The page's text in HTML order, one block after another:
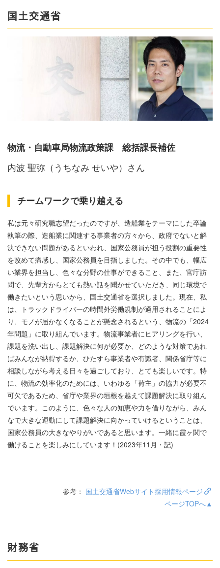
国土交通省
物流・自動車局物流政策課 総括課長補佐
内波 聖弥（うちなみ せいや）さん
チームワークで乗り越える
私は元々研究職志望だったのですが、造船業をテーマにした卒論
執筆の際、造船業に関連する事業者の方々から、政府でないと解
決できない問題があるといわれ、国家公務員が担う役割の重要性
を改めて痛感し、国家公務員を目指しました。その中でも、幅広
い業界を担当し、色々な分野の仕事ができること、また、官庁訪
問で、先輩方からとても熱い話を聞かせていただき、同じ環境で
働きたいという思いから、国土交通省を選択しました。現在、私
は、トラックドライバーの時間外労働規制が適用されることによ
り、モノが届かなくなることが懸念されるという、物流の「2024
年問題」に取り組んでいます。物流事業者にヒアリングを行い、
課題を洗い出し、課題解決に何が必要か、どのような対策であれ
ばみんなが納得するか、ひたすら事業者や有識者、関係省庁等に
相談しながら考える日々を過ごしており、とても楽しいです。特
に、物流の効率化のためには、いわゆる「荷主」の協力が必要不
可欠であるため、省庁や業界の垣根を越えて課題解決に取り組ん
でいます。このように、色々な人の知恵や力を借りながら、みん
なで大きな運動にして課題解決に向かっていけるということは、
国家公務員の大きなやりがいであると思います。一緒に霞ヶ関で
働けることを楽しみにしています！(2023年11月・記)
参考： 国土交通省Webサイト採用情報ページ
ページTOPへ▲
財務省